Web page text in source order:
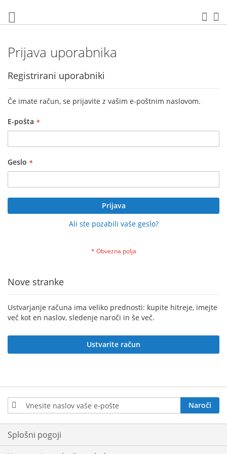
na
vsebino
Prijava uporabnika
Registrirani uporabniki
Če imate račun, se prijavite z vašim e-poštnim naslovom.
E-pošta
Geslo
Prijava
Ali ste pozabili vaše geslo?
Nove stranke
Ustvarjanje računa ima veliko prednosti: kupite hitreje, imejte
več kot en naslov, sledenje naroči in še več.
Ustvarite račun
Prijavite
se
na
e-
novice:
Naroči
Splošni pogoji